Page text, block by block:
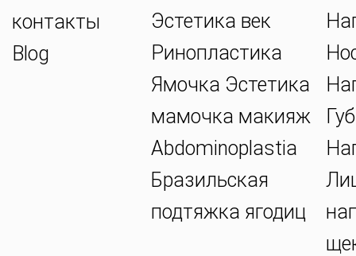
контакты
Blog
Эстетика век
Ринопластика
Ямочка Эстетика
мамочка макияж
Abdominoplastia
Бразильская
подтяжка ягодиц
Губ